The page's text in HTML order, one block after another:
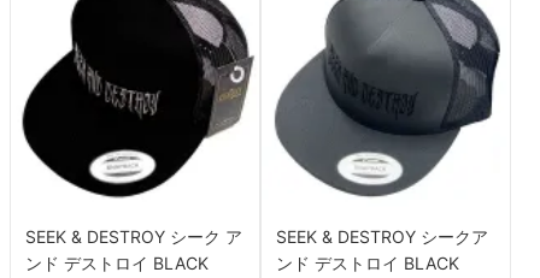
SEEK & DESTROY シーク ア
ンド デストロイ BLACK
SEEK & DESTROY シークア
ンド デストロイ BLACK